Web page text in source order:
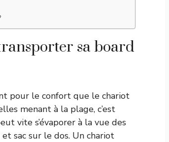
sa board
pour le confort que le chariot
menant à la plage, c’est
vite s’évaporer à la vue des
sac sur le dos. Un chariot